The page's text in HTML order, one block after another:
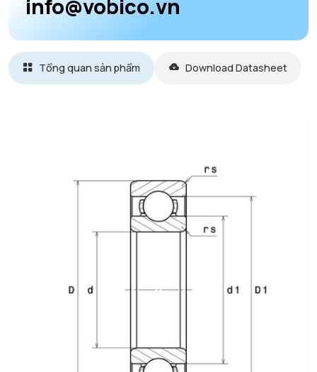
info@vobico.vn
Tổng quan sản phẩm Download Datasheet